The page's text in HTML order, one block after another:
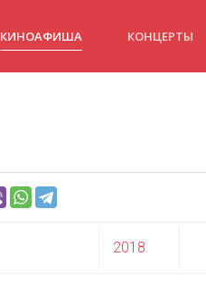
КИНОАФИША КОНЦЕРТЫ
2018